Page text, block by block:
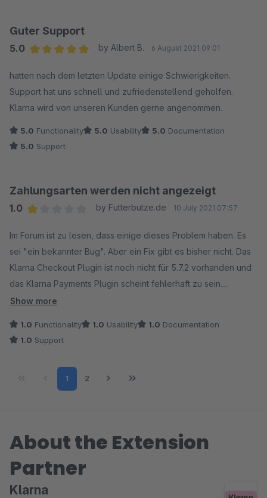
Guter Support
5.0
by Albert B. 6 August 2021 09:01
hatten nach dem letzten Update einige Schwierigkeiten.
Support hat uns schnell und zufriedenstellend geholfen.
Klarna wird von unseren Kunden gerne angenommen.
5.0 Functionality 5.0 Usability 5.0 Documentation
5.0 Support
Zahlungsarten werden nicht angezeigt
1.0
by Futterbutze.de 10 July 2021 07:57
Im Forum ist zu lesen, dass einige dieses Problem haben. Es
sei "ein bekannter Bug". Aber ein Fix gibt es bisher nicht. Das
Klarna Checkout Plugin ist noch nicht für 5.7.2 vorhanden und
das Klarna Payments Plugin scheint fehlerhaft zu sein.
Sämtliche Einstellungen sind definitiv korrekt. Dennoch
Show more
1.0 Functionality 1.0 Usability 1.0 Documentation
1.0 Support
Page
1 Page
2
About the Extension
Partner
Klarna